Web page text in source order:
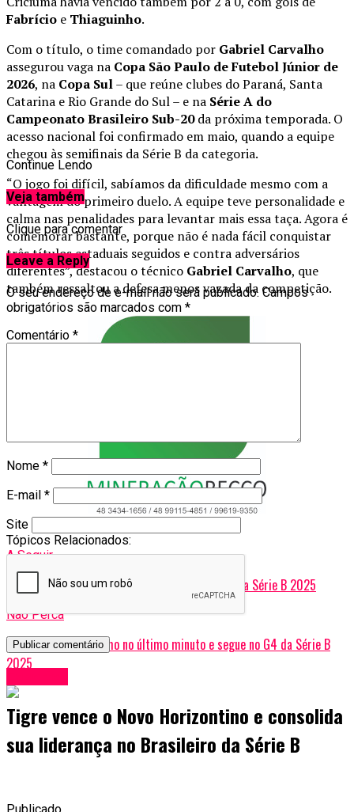
Fabrício e Thiaguinho.
Com o título, o time comandado por Gabriel Carvalho
assegurou vaga na Copa São Paulo de Futebol Júnior de
2026, na Copa Sul– que reúne clubes do Paraná, Santa
Catarina e Rio Grande do Sul – e na Série A do
Campeonato Brasileiro Sub-20da próxima temporada. O
acesso nacional foi confirmado em maio, quando a equipe
chegou às semifinais da Série B da categoria.
“O jogo foi difícil, sabíamos da dificuldade mesmo com a
vantagem do primeiro duelo. A equipe teve personalidade e
calma nas penalidades para levantar mais essa taça. Agora é
comemorar bastante, porque não é nada fácil conquistar
três títulos estaduais seguidos e contra adversários
diferentes”, destacou o técnico Gabriel Carvalho, que
também ressaltou a defesa menos vazada da competição.
Tópicos Relacionados:
A Seguir
Tigre vence a Chape e assume terceira posição na Série B 2025
Não Perca
Criciúma vence o Remo no último minuto e segue no G4 da Série B
2025
Continue Lendo
Veja também
Clique para comentar
Leave a Reply
O seu endereço de e-mail não será publicado. Campos
obrigatórios são marcados com *
Comentário *
Nome *
E-mail *
Site
Tigre vence o Novo Horizontino e consolida
sua liderança no Brasileiro da Série B
Publicado